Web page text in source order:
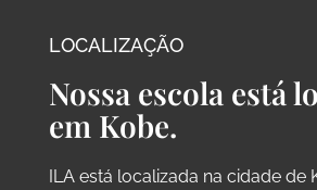
LOCALIZAÇÃO
Nossa escola está
em Kobe.
ILA está localizada na cidade de